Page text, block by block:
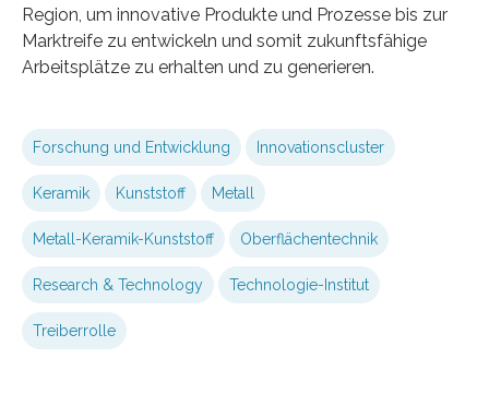
Region, um innovative Produkte und Prozesse bis zur
Marktreife zu entwickeln und somit zukunftsfähige
Arbeitsplätze zu erhalten und zu generieren.
Forschung und Entwicklung Innovationscluster
Keramik Kunststoff Metall
Metall-Keramik-Kunststoff Oberflächentechnik
Research & Technology Technologie-Institut
Treiberrolle